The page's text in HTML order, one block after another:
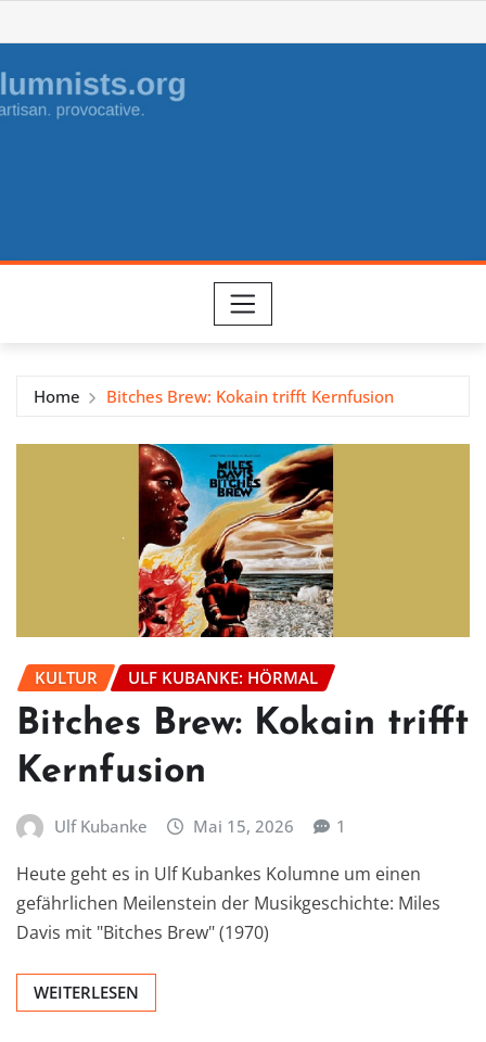
to
content
Home Bitches Brew: Kokain trifft Kernfusion
KULTUR ULF KUBANKE: HÖRMAL
Bitches Brew: Kokain trifft
Kernfusion
Ulf Kubanke Mai 15, 2026 1
Heute geht es in Ulf Kubankes Kolumne um einen
gefährlichen Meilenstein der Musikgeschichte: Miles
Davis mit "Bitches Brew" (1970)
WEITERLESEN